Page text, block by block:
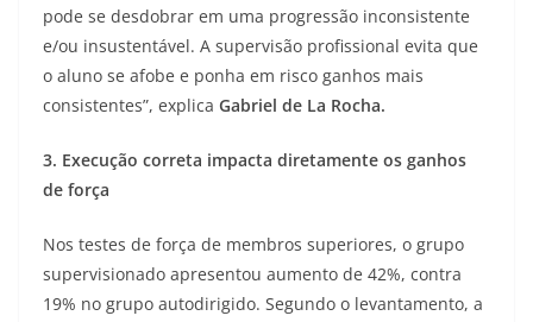
pode se desdobrar em uma progressão inconsistente
e/ou insustentável. A supervisão profissional evita que
o aluno se afobe e ponha em risco ganhos mais
consistentes”, explica Gabriel de La Rocha.
3. Execução correta impacta diretamente os ganhos
de força
Nos testes de força de membros superiores, o grupo
supervisionado apresentou aumento de 42%, contra
19% no grupo autodirigido. Segundo o levantamento, a